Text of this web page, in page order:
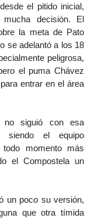
el pitido inicial,
decisión. El
la meta de Pato
se adelantó a los 18
peligrosa,
el puma Chávez
entrar en el área
no siguió con esa
siendo el equipo
momento más
el Compostela un
un poco su versión,
que otra tímida